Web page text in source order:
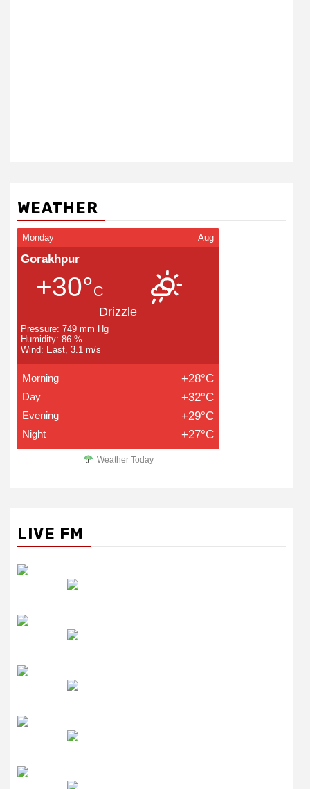
WEATHER
Monday Aug
Gorakhpur
+30°C
Drizzle
Pressure: 749 mm Hg
Humidity: 86 %
Wind: East, 3.1 m/s
Morning +28°C
Day +32°C
Evening +29°C
Night +27°C
Weather Today
LIVE FM